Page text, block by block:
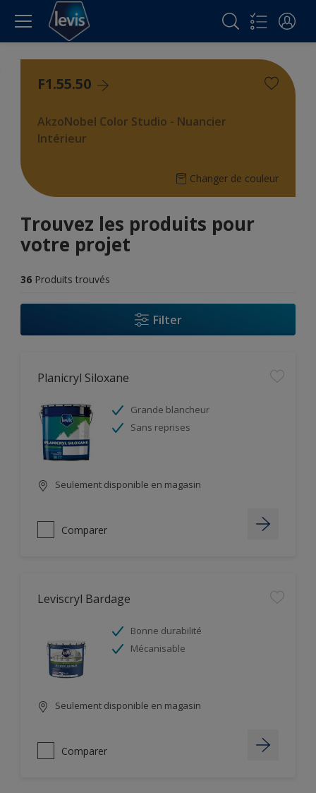
F1.55.50
AkzoNobel Color Studio - Nuancier
Intérieur
Changer de couleur
Trouvez les produits pour
votre projet
36 Produits trouvés
Filter
Planicryl Siloxane
Grande blancheur
Sans reprises
Seulement disponible en magasin
Comparer
Leviscryl Bardage
Bonne durabilité
Mécanisable
Seulement disponible en magasin
Comparer